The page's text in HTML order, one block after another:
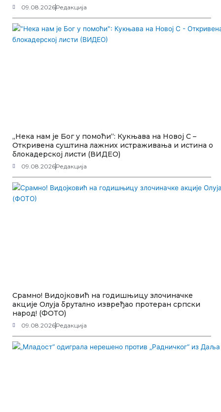
09.08.2026Редакција
„Нека нам је Бог у помоћи“: Кукњава на Новој С –
Откривена суштина лажних истраживања и истина о
блокадерској листи (ВИДЕО)
09.08.2026Редакција
Срамно! Видојковић на годишњицу злочиначке
акције Олуја брутално извређао протеран српски
народ! (ФОТО)
09.08.2026Редакција